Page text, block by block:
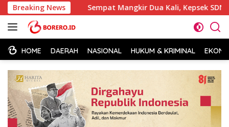
Langsung
ke
konten
Breaking NewsSempat Mangkir Dua Kali, Kepsek SDN 84 Halsel
HOME DAERAH NASIONAL HUKUM & KRIMINAL